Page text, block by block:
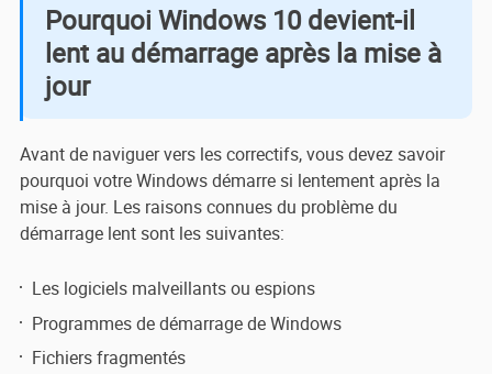
Pourquoi Windows 10 devient-il
lent au démarrage après la mise à
jour
Avant de naviguer vers les correctifs, vous devez savoir
pourquoi votre Windows démarre si lentement après la
mise à jour. Les raisons connues du problème du
démarrage lent sont les suivantes:
Les logiciels malveillants ou espions
Programmes de démarrage de Windows
Fichiers fragmentés